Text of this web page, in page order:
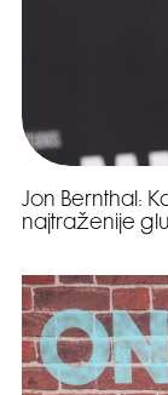
Jon Bernthal:
najtraženije